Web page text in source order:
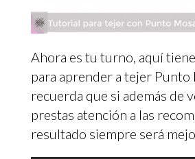
Ahora es tu turno, aquí
para aprender a tejer Punto
recuerda que si además de
prestas atención a las
resultado siempre será